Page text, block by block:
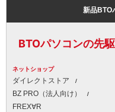
新品BTO
BTOパソコンの先
ネットショップ
ダイレクトストア
BZ PRO（法人向け）
FREX∀R